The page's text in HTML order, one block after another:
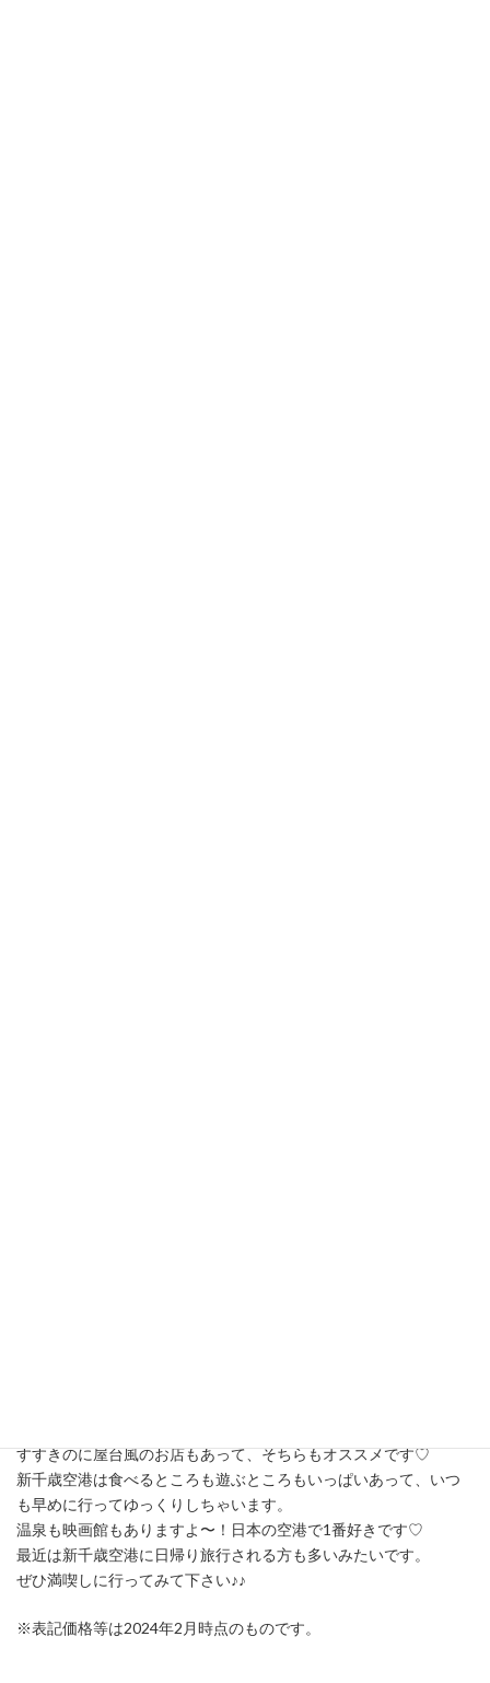
すすきのに屋台風のお店もあって、そちらもオススメです♡
新千歳空港は食べるところも遊ぶところもいっぱいあって、いつ
も早めに行ってゆっくりしちゃいます。
温泉も映画館もありますよ〜！日本の空港で1番好きです♡
最近は新千歳空港に日帰り旅行される方も多いみたいです。
ぜひ満喫しに行ってみて下さい♪♪
※表記価格等は2024年2月時点のものです。